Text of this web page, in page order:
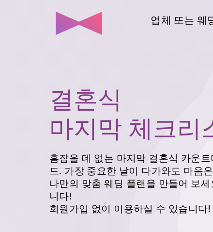
업체 또는 웨
결혼식
마지막 체크리
흠잡을 데 없는 마지막 결혼식 카운
드. 가장 중요한 날이 다가와도 마음
나만의 맞춤 웨딩 플랜을 만들어 보
니다!
회원가입 없이 이용하실 수 있습니다!